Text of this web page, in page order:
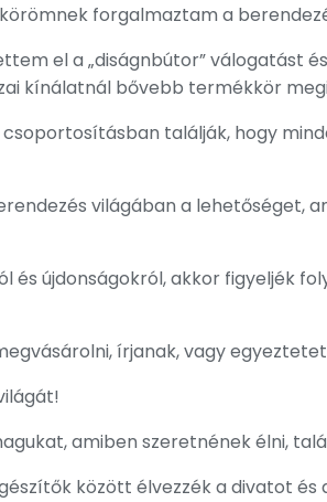
forgalmaztam a
el a „diságnbútor”
kínálatnál bővebb termékkör
találják, hogy
világában a
újdonságokról, akkor figyeljék
írjanak, vagy
amiben szeretnének élni,
között élvezzék a divatot